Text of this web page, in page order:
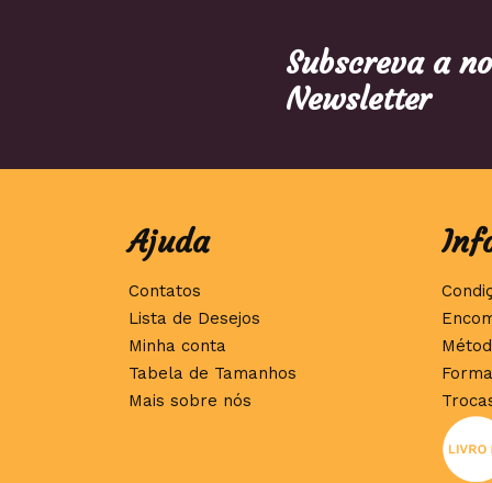
Subscreva a
Newsletter
Ajuda
Contatos
Lista de Desejos
Minha conta
Tabela de Tamanhos
Mais sobre nós